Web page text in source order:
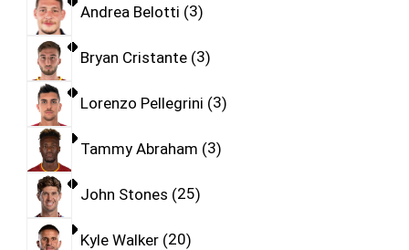
Andrea Belotti 3
Bryan Cristante 3
Lorenzo Pellegrini 3
Tammy Abraham 3
John Stones 25
Kyle Walker 20